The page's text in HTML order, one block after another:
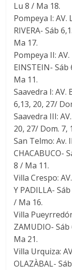
Lu 8 / Ma 18.
Pompeya I: AV.
RIVERA- Sáb
Ma 17.
Pompeya II: AV.
EINSTEIN-
Ma 11.
Saavedra I: AV.
6,13, 20, 27/
Saavedra III:
20, 27/ Dom. 7,
San Telmo: Av.
CHACABUCO-
8 / Ma 11.
Villa Crespo:
Y PADILLA-
/ Ma 16.
Villa
ZAMUDIO-
Ma 21.
Villa Urquiza:
OLAZÀBAL-